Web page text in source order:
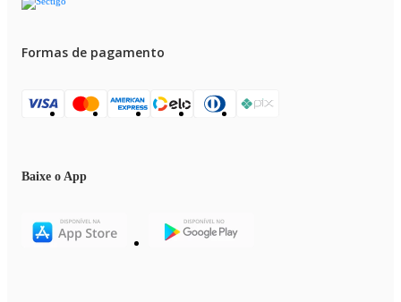
Formas de pagamento
Baixe o App